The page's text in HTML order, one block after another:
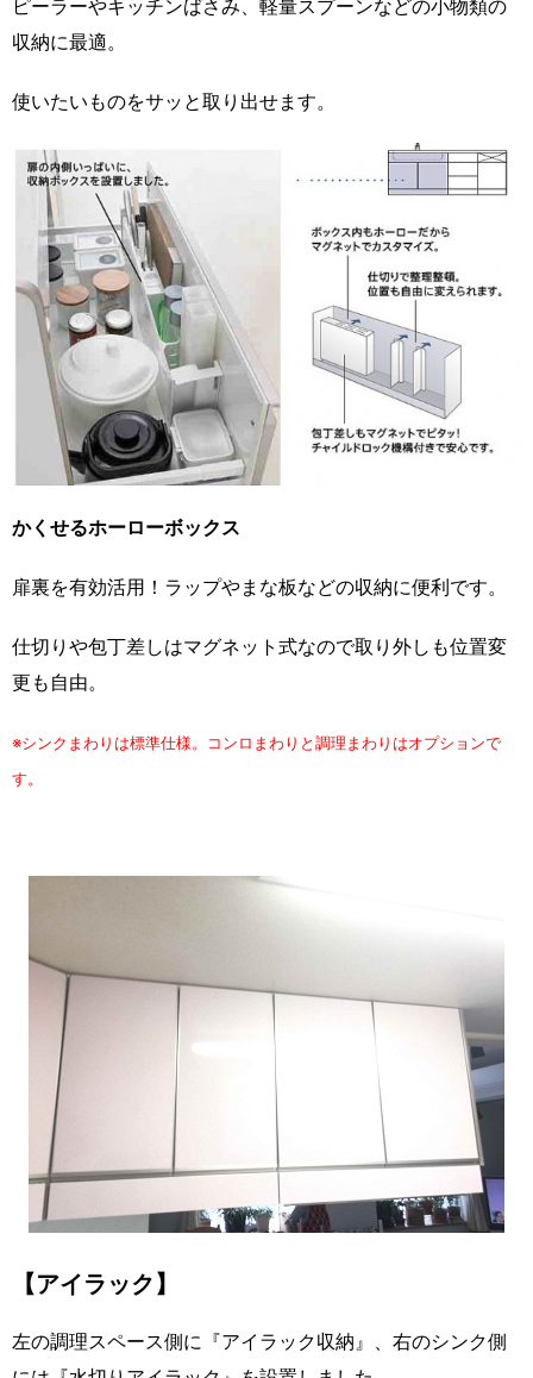
ピーラーやキッチンばさみ、軽量スプーンなどの小物類の
収納に最適。
使いたいものをサッと取り出せます。
かくせるホーローボックス
扉裏を有効活用！ラップやまな板などの収納に便利です。
仕切りや包丁差しはマグネット式なので取り外しも位置変
更も自由。
※シンクまわりは標準仕様。コンロまわりと調理まわりはオプションで
す。
【アイラック】
左の調理スペース側に『アイラック収納』、右のシンク側